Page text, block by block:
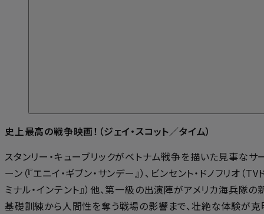
史上最高の戦争映画！（ジェイ・スコット／タイム）
スタンリー・キューブリックがベトナム戦争を描いた見事なサ
ーン（『エニイ・ギブン・サンデー』）、ビンセント・ドノフリオ（
ミナル・インテント』）他、第一級の出演陣がアメリカ海兵隊
基礎訓練から人間性を奪う戦場の影響まで、壮絶な体験が克